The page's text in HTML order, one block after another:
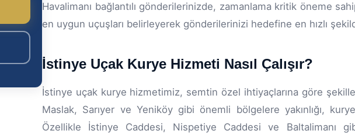
Havalimanı bağlantılı gönderilerinizde, zamanlama kritik öneme
en uygun uçuşları belirleyerek gönderilerinizi hedefine en hızlı
İstinye Uçak Kurye Hizmeti Nasıl Çalışır?
İstinye uçak kurye hizmetimiz, semtin özel ihtiyaçlarına göre
Maslak, Sarıyer ve Yeniköy gibi önemli bölgelere yakınlığı,
Özellikle İstinye Caddesi, Nispetiye Caddesi ve Baltalimanı